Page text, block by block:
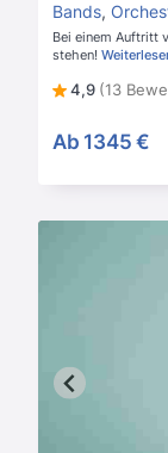
Bands,
Bei einem Auftritt
stehen!
4,9 (13
Ab 1345 €